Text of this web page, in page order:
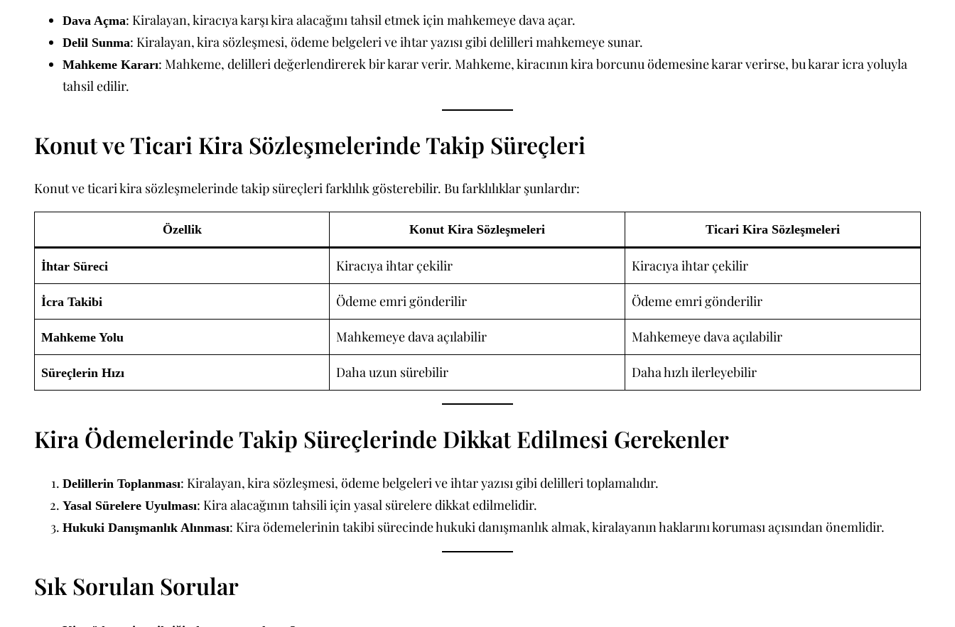
Dava Açma: Kiralayan, kiracıya karşı kira alacağını tahsil etmek için mahkemeye dava açar.
Delil Sunma: Kiralayan, kira sözleşmesi, ödeme belgeleri ve ihtar yazısı gibi delilleri mahkemeye sunar.
Mahkeme Kararı: Mahkeme, delilleri değerlendirerek bir karar verir. Mahkeme, kiracının kira borcunu ödemesine karar verirse, bu karar icra yoluyla
tahsil edilir.
Konut ve Ticari Kira Sözleşmelerinde Takip Süreçleri
Konut ve ticari kira sözleşmelerinde takip süreçleri farklılık gösterebilir. Bu farklılıklar şunlardır:
Özellik Konut Kira Sözleşmeleri Ticari Kira Sözleşmeleri
İhtar Süreci Kiracıya ihtar çekilir Kiracıya ihtar çekilir
İcra Takibi Ödeme emri gönderilir Ödeme emri gönderilir
Mahkeme Yolu Mahkemeye dava açılabilir Mahkemeye dava açılabilir
Süreçlerin Hızı Daha uzun sürebilir Daha hızlı ilerleyebilir
Kira Ödemelerinde Takip Süreçlerinde Dikkat Edilmesi Gerekenler
Delillerin Toplanması: Kiralayan, kira sözleşmesi, ödeme belgeleri ve ihtar yazısı gibi delilleri toplamalıdır.
Yasal Sürelere Uyulması: Kira alacağının tahsili için yasal sürelere dikkat edilmelidir.
Hukuki Danışmanlık Alınması: Kira ödemelerinin takibi sürecinde hukuki danışmanlık almak, kiralayanın haklarını koruması açısından önemlidir.
Sık Sorulan Sorular